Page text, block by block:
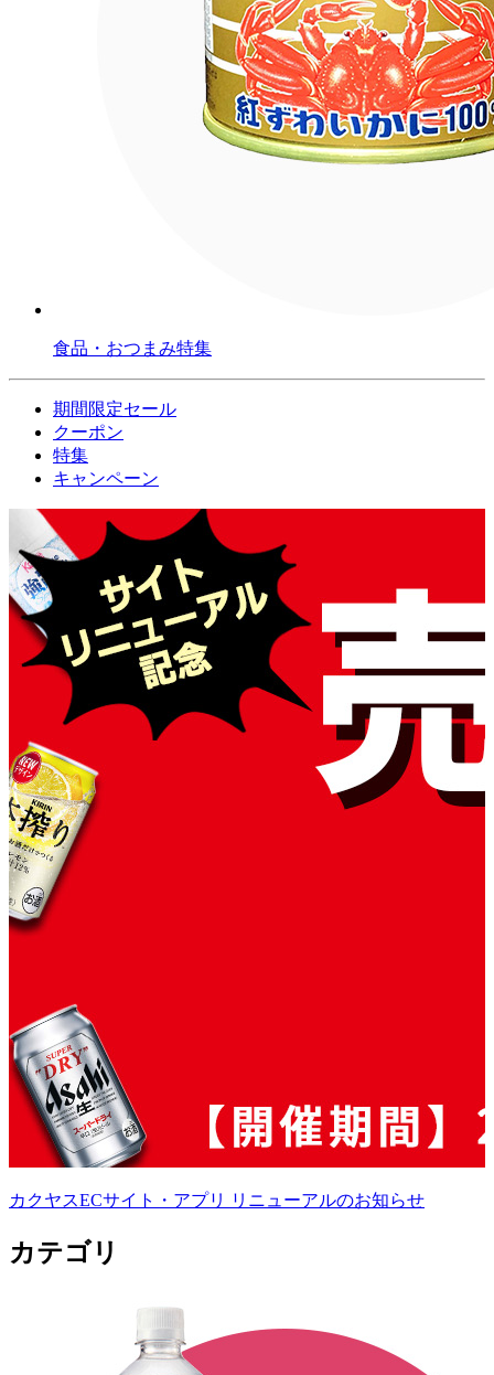
食品・おつまみ特集
期間限定セール
クーポン
特集
キャンペーン
カクヤスECサイト・アプリ リニューアルのお知らせ
カテゴリ